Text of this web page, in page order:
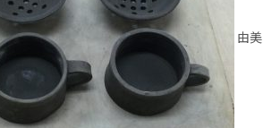
由美